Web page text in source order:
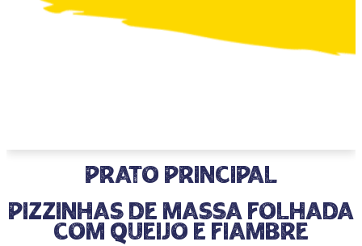
prato principal
Pizzinhas de Massa Folhada
com Queijo e Fiambre